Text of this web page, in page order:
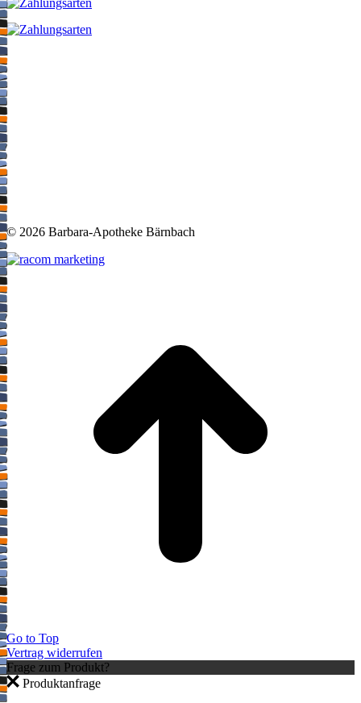
© 2026 Barbara-Apotheke Bärnbach
Go to Top
Vertrag widerrufen
Frage zum Produkt?
Produktanfrage